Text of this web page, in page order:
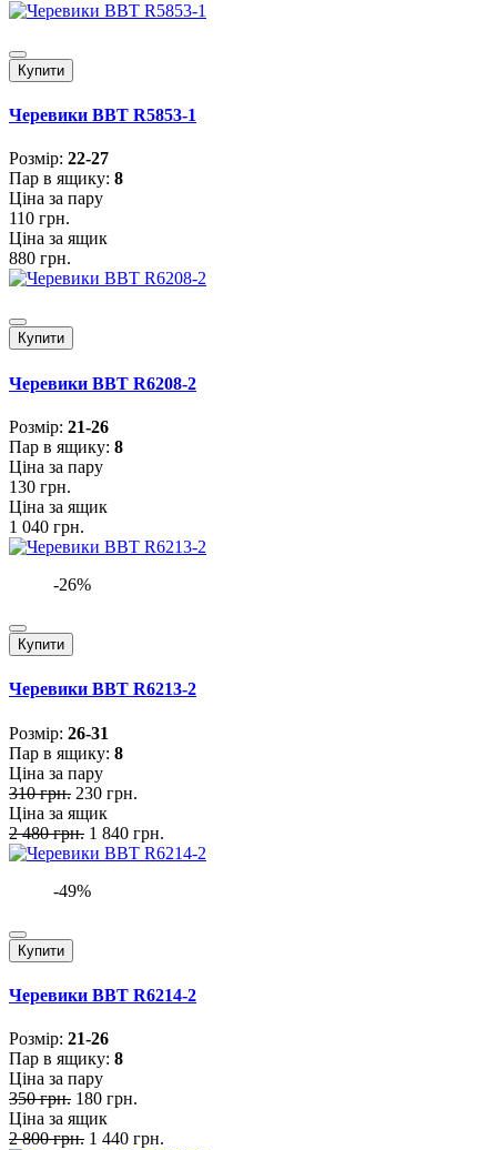
Купити
Черевики BBT R5853-1
Розмiр: 22-27
Пар в ящику: 8
Ціна за пару
110 грн.
Ціна за ящик
880 грн.
Купити
Черевики BBT R6208-2
Розмiр: 21-26
Пар в ящику: 8
Ціна за пару
130 грн.
Ціна за ящик
1 040 грн.
-26%
Купити
Черевики BBT R6213-2
Розмiр: 26-31
Пар в ящику: 8
Ціна за пару
310 грн. 230 грн.
Ціна за ящик
2 480 грн. 1 840 грн.
-49%
Купити
Черевики BBT R6214-2
Розмiр: 21-26
Пар в ящику: 8
Ціна за пару
350 грн. 180 грн.
Ціна за ящик
2 800 грн. 1 440 грн.